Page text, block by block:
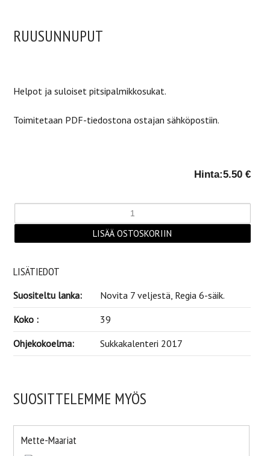
RUUSUNNUPUT
Helpot ja suloiset pitsipalmikkosukat.
Toimitetaan PDF-tiedostona ostajan sähköpostiin.
Hinta:5.50 €
LISÄTIEDOT
Suositeltu lanka:
Novita 7 veljestä, Regia 6-säik.
Koko :
39
Ohjekokoelma:
Sukkakalenteri 2017
SUOSITTELEMME MYÖS
Mette-Maariat